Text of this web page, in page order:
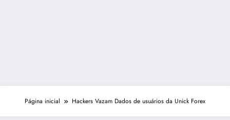
Página inicial Hackers Vazam Dados de usuários da Unick Forex